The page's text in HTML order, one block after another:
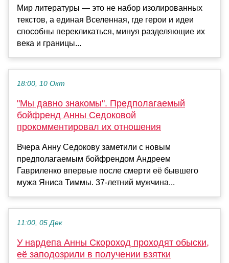
Мир литературы — это не набор изолированных
текстов, а единая Вселенная, где герои и идеи
способны перекликаться, минуя разделяющие их
века и границы...
18:00, 10 Окт
"Мы давно знакомы". Предполагаемый
бойфренд Анны Седоковой
прокомментировал их отношения
Вчера Анну Седокову заметили с новым
предполагаемым бойфрендом Андреем
Гавриленко впервые после смерти её бывшего
мужа Яниса Тиммы. 37-летний мужчина...
11:00, 05 Дек
У нардепа Анны Скороход проходят обыски,
её заподозрили в получении взятки